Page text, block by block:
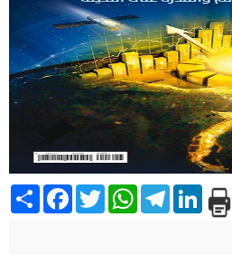
Share Facebook
TwitterWhatsAppTelegram